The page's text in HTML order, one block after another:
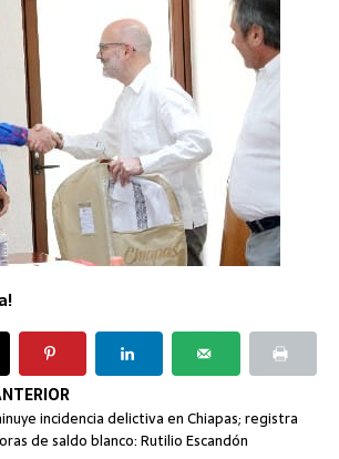
incidencia delictiva en Chiapas; registra
de saldo blanco: Rutilio Escandón